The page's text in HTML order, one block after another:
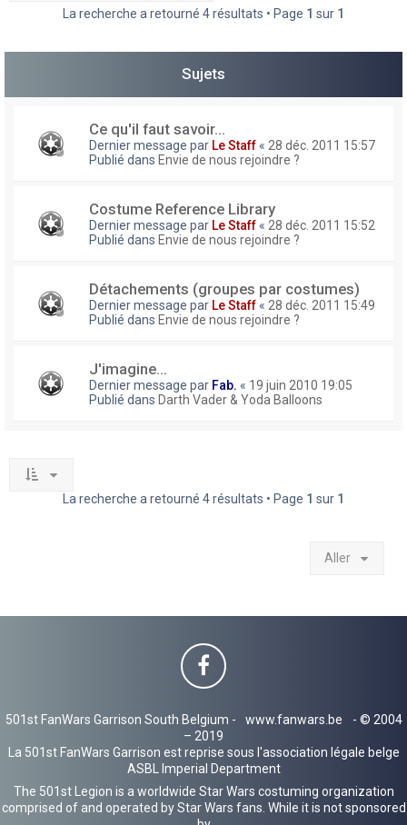
e
La recherche a retourné 4 résultats • Page 1 sur 1
Sujets
Ce qu'il faut savoir...
Dernier message par Le Staff « 28 déc. 2011 15:57
Publié dans Envie de nous rejoindre ?
Costume Reference Library
Dernier message par Le Staff « 28 déc. 2011 15:52
Publié dans Envie de nous rejoindre ?
Détachements (groupes par costumes)
Dernier message par Le Staff « 28 déc. 2011 15:49
Publié dans Envie de nous rejoindre ?
J'imagine...
Dernier message par Fab. « 19 juin 2010 19:05
Publié dans Darth Vader & Yoda Balloons
La recherche a retourné 4 résultats • Page 1 sur 1
Aller
501st FanWars Garrison South Belgium - www.fanwars.be
- © 2004
– 2019
La 501st FanWars Garrison est reprise sous l'association légale belge
ASBL Imperial Department
The 501st Legion is a worldwide Star Wars costuming organization
comprised of and operated by Star Wars fans. While it is not sponsored